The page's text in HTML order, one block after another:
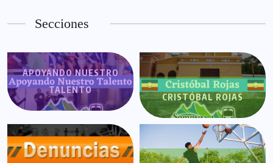
Secciones
APOYANDO NUESTRO
TALENTO
CRISTÓBAL ROJAS